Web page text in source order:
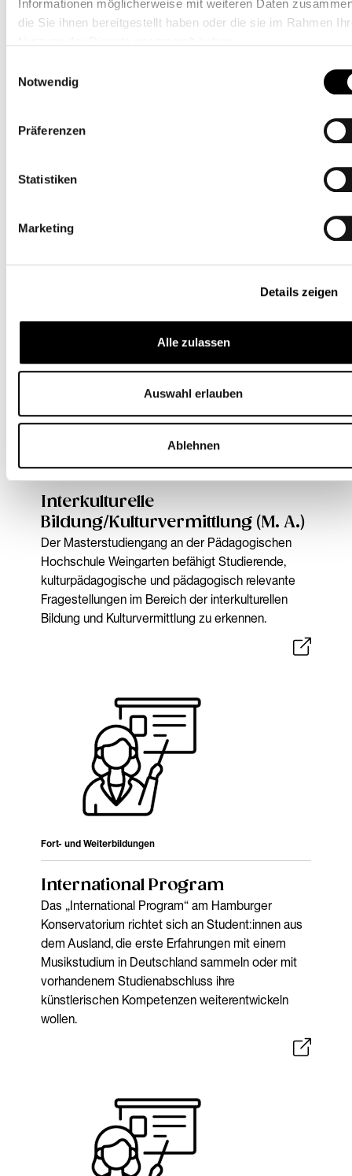
Informationen möglicherweise mit weiteren Daten
die Sie ihnen bereitgestellt haben oder die sie im Rahmen
Notwendig
Präferenzen
Statistiken
Marketing
Details zeigen
Alle zulassen
Auswahl erlauben
Ablehnen
Der Masterstudiengang an der Universität
Inszenierungspraktiken. Das Studium zeichnet
Arbeits-, Lehr- und Forschungsfeldern aus.
Interkulturelle
Bildung/Kulturvermittlung (M. A.)
Der Masterstudiengang an der Pädagogischen
Hochschule Weingarten befähigt Studierende,
kulturpädagogische und pädagogisch relevante
Fragestellungen im Bereich der interkulturellen
Bildung und Kulturvermittlung zu erkennen.
Fort- und Weiterbildungen
International Program
Das „International Program“ am Hamburger
Konservatorium richtet sich an Student:innen aus
dem Ausland, die erste Erfahrungen mit einem
Musikstudium in Deutschland sammeln oder mit
vorhandenem Studienabschluss ihre
künstlerischen Kompetenzen weiterentwickeln
wollen.